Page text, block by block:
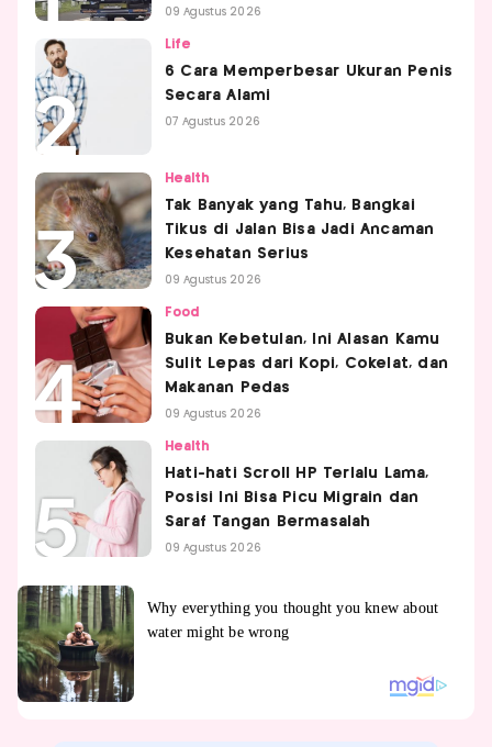
09 Agustus 2026
Life
6 Cara Memperbesar Ukuran Penis
Secara Alami
07 Agustus 2026
Health
Tak Banyak yang Tahu, Bangkai
Tikus di Jalan Bisa Jadi Ancaman
Kesehatan Serius
09 Agustus 2026
Food
Bukan Kebetulan, Ini Alasan Kamu
Sulit Lepas dari Kopi, Cokelat, dan
Makanan Pedas
09 Agustus 2026
Health
Hati-hati Scroll HP Terlalu Lama,
Posisi Ini Bisa Picu Migrain dan
Saraf Tangan Bermasalah
09 Agustus 2026